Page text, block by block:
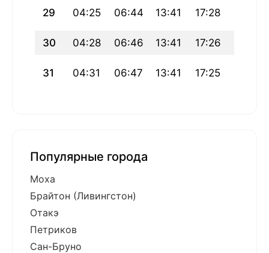
29 04:25 06:44 13:41 17:28
30 04:28 06:46 13:41 17:26
31 04:31 06:47 13:41 17:25
Популярные города
Моха
Брайтон (Ливингстон)
Отакэ
Петриков
Сан-Бруно